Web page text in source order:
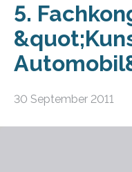
5.
30 September 2011